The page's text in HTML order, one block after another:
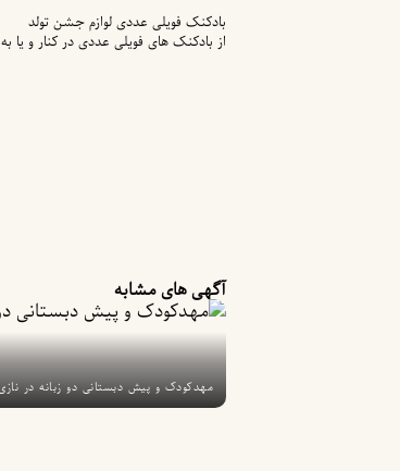
بادکنک فویلی عددی لوازم جشن تولد
از بادکنک های فویلی عددی در کنار و
آگهی های مشابه
مهدکودک و پیش دبستانی دو زبانه در